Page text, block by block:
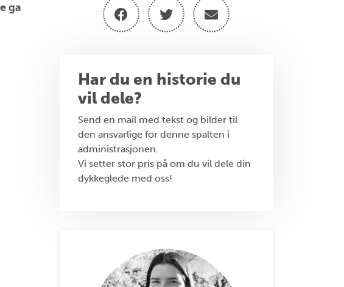
ga
Har du en historie du
vil dele?
Send en mail med tekst og bilder til
den ansvarlige for denne spalten i
administrasjonen.
Vi setter stor pris på om du vil dele din
dykkeglede med oss!